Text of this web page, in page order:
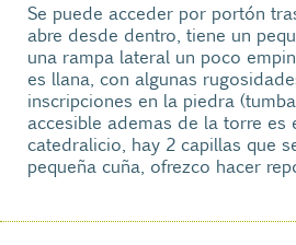
Se puede acceder por portón
abre desde dentro, tiene un
una rampa lateral un poco
es llana, con algunas
inscripciones en la piedra
accesible ademas de la torre es
catedralicio, hay 2 capillas que
pequeña cuña, ofrezco hacer